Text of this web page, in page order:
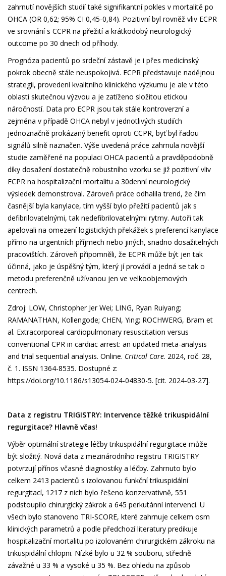
zahrnutí novějších studií také signifikantní pokles v mortalitě po
OHCA (OR 0,62; 95% CI 0,45-0,84). Pozitivní byl rovněž vliv ECPR
ve srovnání s CCPR na přežití a krátkodobý neurologický
outcome po 30 dnech od příhody.
Prognóza pacientů po srdeční zástavě je i přes medicínský
pokrok obecně stále neuspokojivá. ECPR představuje nadějnou
strategii, provedení kvalitního klinického výzkumu je ale v této
oblasti skutečnou výzvou a je zatíženo složitou etickou
náročností. Data pro ECPR jsou tak stále kontroverzní a
zejména v případě OHCA nebyl v jednotlivých studiích
jednoznačně prokázaný benefit oproti CCPR, byť byl řadou
signálů silně naznačen. Výše uvedená práce zahrnula novější
studie zaměřené na populaci OHCA pacientů a pravděpodobně
díky dosažení dostatečně robustního vzorku se již pozitivní vliv
ECPR na hospitalizační mortalitu a 30denní neurologický
výsledek demonstroval. Zároveň práce odhalila trend, že čím
časnější byla kanylace, tím vyšší bylo přežití pacientů jak s
defibrilovatelnými, tak nedefibrilovatelnými rytmy. Autoři tak
apelovali na omezení logistických překážek s preferencí kanylace
přímo na urgentních příjmech nebo jiných, snadno dosažitelných
pracovištích. Zároveň připomněli, že ECPR může být jen tak
účinná, jako je úspěšný tým, který jí provádí a jedná se tak o
metodu preferenčně užívanou jen ve velkoobjemových
centrech.
Zdroj: LOW, Christopher Jer Wei; LING, Ryan Ruiyang;
RAMANATHAN, Kollengode; CHEN, Ying; ROCHWERG, Bram et
al. Extracorporeal cardiopulmonary resuscitation versus
conventional CPR in cardiac arrest: an updated meta-analysis
and trial sequential analysis. Online. Critical Care. 2024, roč. 28,
č. 1. ISSN 1364-8535. Dostupné z:
https://doi.org/10.1186/s13054-024-04830-5. [cit. 2024-03-27].
Data z registru TRIGISTRY: Intervence těžké trikuspidální
regurgitace? Hlavně včas!
Výběr optimální strategie léčby trikuspidální regurgitace může
být složitý. Nová data z mezinárodního registru TRIGISTRY
potvrzují přínos včasné diagnostiky a léčby. Zahrnuto bylo
celkem 2413 pacientů s izolovanou funkční trikuspidální
regurgitací, 1217 z nich bylo řešeno konzervativně, 551
podstoupilo chirurgický zákrok a 645 perkutánní intervenci. U
všech bylo stanoveno TRI-SCORE, které zahrnuje celkem osm
klinických parametrů a podle předchozí literatury predikuje
hospitalizační mortalitu po izolovaném chirurgickém zákroku na
trikuspidální chlopni. Nízké bylo u 32 % souboru, středně
závažné u 33 % a vysoké u 35 %. Bez ohledu na způsob